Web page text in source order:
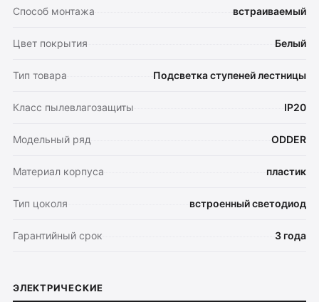
Способ монтажа встраиваемый
Цвет покрытия Белый
Тип товара Подсветка ступеней лестницы
Класс пылевлагозащиты IP20
Модельный ряд ODDER
Материал корпуса пластик
Тип цоколя встроенный светодиод
Гарантийный срок 3 года
ЭЛЕКТРИЧЕСКИЕ
Обмен и возврат
Оплата